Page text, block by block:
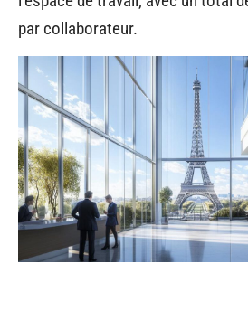
par collaborateur.